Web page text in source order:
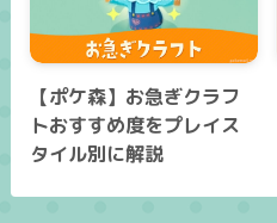
【ポケ森】お急ぎクラフ
トおすすめ度をプレイス
タイル別に解説